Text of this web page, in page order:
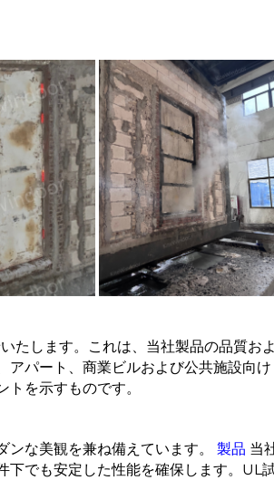
たします。これは、当社製品の品質およ
アパート、商業ビルおよび公共施設向け
を示すものです。
な美観を兼ね備えています。 製品 当
下でも安定した性能を確保します。UL